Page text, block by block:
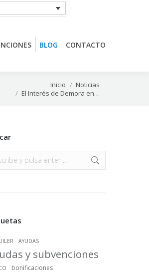
BLOG CONTACTO
Inicio
Noticias
El Interés de Demora en…
AYUDAS
y subvenciones
bonificaciones